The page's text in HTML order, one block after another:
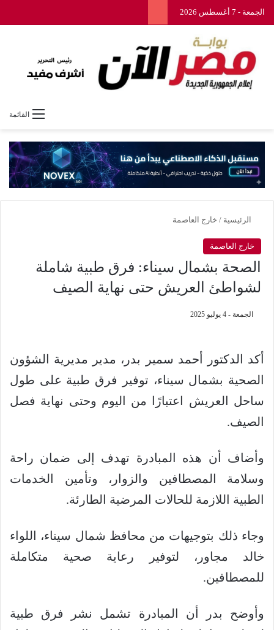
الجمعة - 7 أغسطس 2026
القائمة
الرئيسية / خارج العاصمة
خارج العاصمة
الصحة بشمال سيناء: فرق طبية شاملة
لشواطئ العريش حتى نهاية الصيف
الجمعة - 4 يوليو 2025
أكد الدكتور أحمد سمير بدر، مدير مديرية الشؤون
الصحية بشمال سيناء، توفير فرق طبية على طول
ساحل العريش اعتبارًا من اليوم وحتى نهاية فصل
الصيف.
وأضاف أن هذه المبادرة تهدف إلى ضمان راحة
وسلامة المصطافين والزوار، وتأمين الخدمات
الطبية اللازمة للحالات المرضية الطارئة.
وجاء ذلك بتوجيهات من محافظ شمال سيناء، اللواء
خالد مجاور، لتوفير رعاية صحية متكاملة
للمصطافين.
وأوضح بدر أن المبادرة تشمل نشر فرق طبية